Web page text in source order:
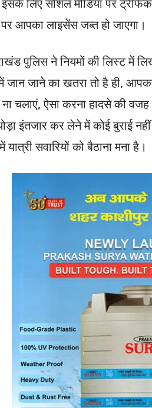
लिए सोशल मीडिया पर
आपका लाइसेंस जब्त हो जाएगा।
पुलिस ने नियमों की लिस्ट में
जान जाने का खतरा तो है ही,
ना चलाएं, ऐसा करना हादसे की
इंतजार कर लेने में कोई बुराई
सवारियों को बैठाना मना है।